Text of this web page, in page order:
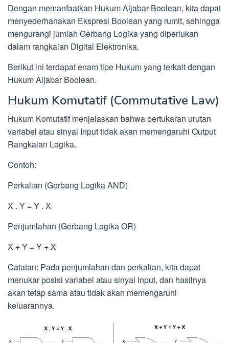
Dengan memanfaatkan Hukum Aljabar Boolean, kita dapat
menyederhanakan Ekspresi Boolean yang rumit, sehingga
mengurangi jumlah Gerbang Logika yang diperlukan
dalam rangkaian Digital Elektronika.
Berikut ini terdapat enam tipe Hukum yang terkait dengan
Hukum Aljabar Boolean.
Hukum Komutatif (Commutative Law)
Hukum Komutatif menjelaskan bahwa pertukaran urutan
variabel atau sinyal Input tidak akan memengaruhi Output
Rangkaian Logika.
Contoh:
Perkalian (Gerbang Logika AND)
X . Y = Y . X
Penjumlahan (Gerbang Logika OR)
X + Y = Y + X
Catatan: Pada penjumlahan dan perkalian, kita dapat
menukar posisi variabel atau sinyal Input, dan hasilnya
akan tetap sama atau tidak akan memengaruhi
keluarannya.